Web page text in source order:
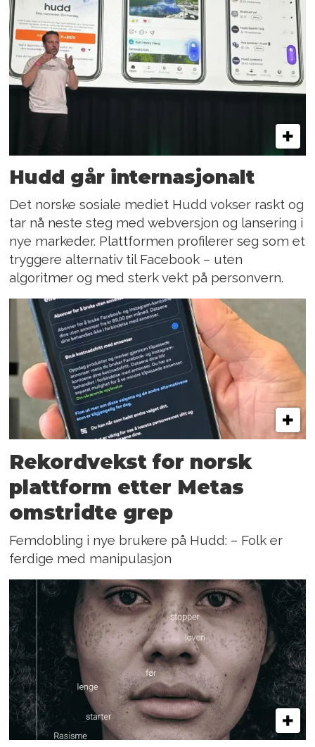
Hudd går internasjonalt
Det norske sosiale mediet Hudd vokser raskt og
tar nå neste steg med webversjon og lansering i
nye markeder. Plattformen profilerer seg som et
tryggere alternativ til Facebook – uten
algoritmer og med sterk vekt på personvern.
Rekordvekst for norsk
plattform etter Metas
omstridte grep
Femdobling i nye brukere på Hudd: – Folk er
ferdige med manipulasjon